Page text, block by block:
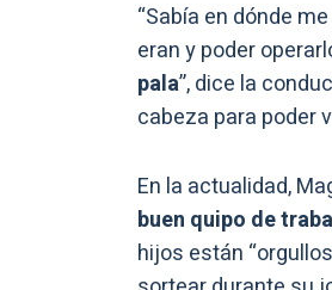
“Sabía en dónde
eran y poder
pala”, dice la
cabeza para poder
En la actualidad,
buen quipo de
hijos están